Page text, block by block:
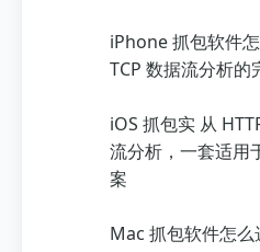
iPhone 抓包软件
TCP 数据流分析的
iOS 抓包实 从
流分析，一套适用
案
Mac 抓包软件怎么